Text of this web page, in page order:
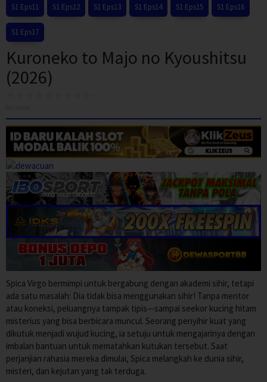
S1 Eps11 S1 Eps12 S1 Eps13 S1 Eps14 S1 Eps15 S1 Eps16
S1 Eps17
Kuroneko to Majo no Kyoushitsu
(2026)
Spica Virgo bermimpi untuk bergabung dengan akademi sihir, tetapi
ada satu masalah: Dia tidak bisa menggunakan sihir! Tanpa mentor
atau koneksi, peluangnya tampak tipis—sampai seekor kucing hitam
misterius yang bisa berbicara muncul. Seorang penyihir kuat yang
dikutuk menjadi wujud kucing, ia setuju untuk mengajarinya dengan
imbalan bantuan untuk mematahkan kutukan tersebut. Saat
perjanjian rahasia mereka dimulai, Spica melangkah ke dunia sihir,
misteri, dan kejutan yang tak terduga.